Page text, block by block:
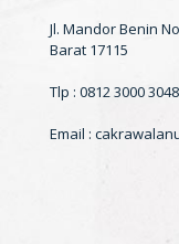
Jl. Mandor Benin
Barat 17115
Tlp : 0812 3000 3048
Email :